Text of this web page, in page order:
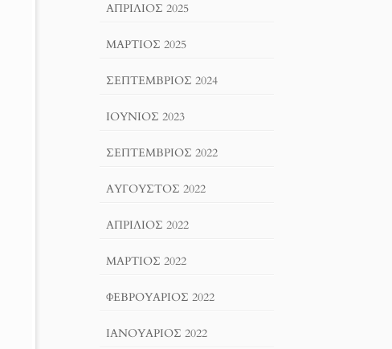
ΑΠΡΊΛΙΟΣ 2025
ΜΆΡΤΙΟΣ 2025
ΣΕΠΤΈΜΒΡΙΟΣ 2024
ΙΟΎΝΙΟΣ 2023
ΣΕΠΤΈΜΒΡΙΟΣ 2022
ΑΎΓΟΥΣΤΟΣ 2022
ΑΠΡΊΛΙΟΣ 2022
ΜΆΡΤΙΟΣ 2022
ΦΕΒΡΟΥΆΡΙΟΣ 2022
ΙΑΝΟΥΆΡΙΟΣ 2022